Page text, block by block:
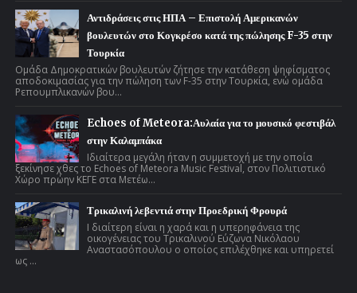
Αντιδράσεις στις ΗΠΑ – Επιστολή Αμερικανών
βουλευτών στο Κογκρέσο κατά της πώλησης F-35 στην
Τουρκία
Ομάδα Δημοκρατικών βουλευτών ζήτησε την κατάθεση ψηφίσματος
αποδοκιμασίας για την πώληση των F-35 στην Τουρκία, ενώ ομάδα
Ρεπουμπλικανών βου...
Echoes of Meteora:Αυλαία για το μουσικό φεστιβάλ
στην Καλαμπάκα
Ιδιαίτερα μεγάλη ήταν η συμμετοχή με την οποία
ξεκίνησε χθες το Echoes of Meteora Music Festival, στον Πολιτιστικό
Χώρο πρώην ΚΕΓΕ στα Μετέω...
Τρικαλινή λεβεντιά στην Προεδρική Φρουρά
Ι διαίτερη είναι η χαρά και η υπερηφάνεια της
οικογένειας του Τρικαλινού Εύζωνα Νικόλαου
Αναστασόπουλου ο οποίος επιλέχθηκε και υπηρετεί
ως ...